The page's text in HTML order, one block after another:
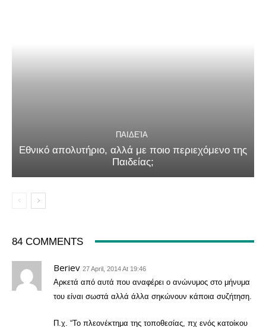
ΠΑΙΔΕΊΑ
Εθνικό απολυτήριο, αλλά με ποιο περιεχόμενο της
Παιδείας;
84 COMMENTS
Beriev 27 April, 2014 At 19:46
Αρκετά από αυτά που αναφέρει ο ανώνυμος στο μήνυμα
του είναι σωστά αλλά άλλα σηκώνουν κάποια συζήτηση.
Π.χ. “Το πλεονέκτημα της τοποθεσίας, πχ ενός κατοίκου